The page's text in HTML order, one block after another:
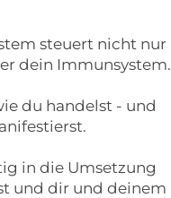
steuert nicht nur
dein Immunsystem.
du handelst - und
in die Umsetzung
und dir und deinem